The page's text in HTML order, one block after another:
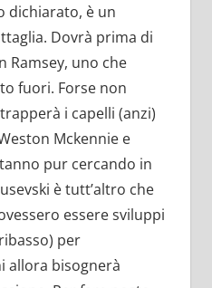
dichiarato, è un
Dovrà prima di
uno che
fuori. Forse non
i capelli (anzi)
Mckennie e
pur cercando in
è tutt’altro che
essere sviluppi
per
allora bisognerà